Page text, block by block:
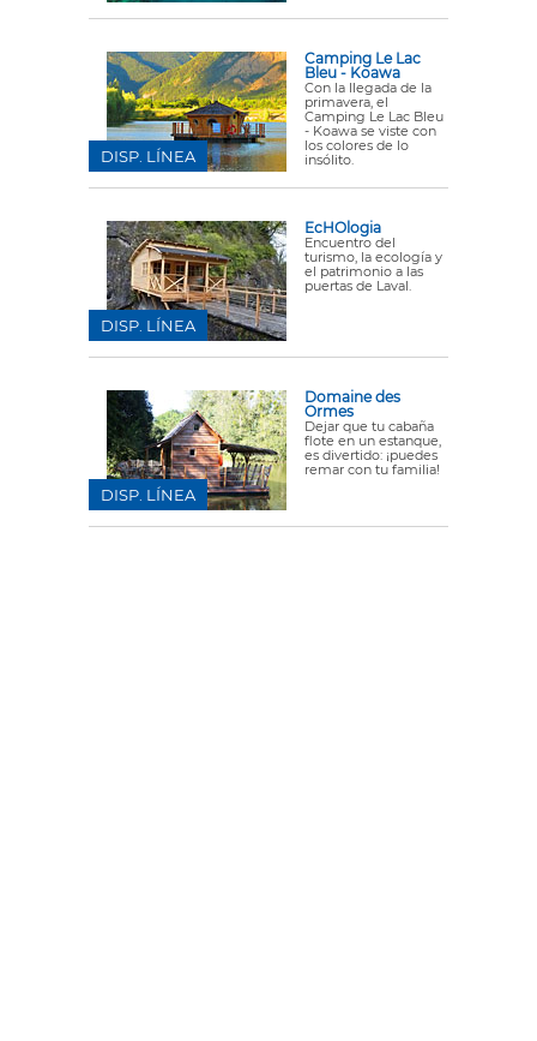
Camping Le Lac
Bleu - Koawa
Con la llegada de la
primavera, el
Camping Le Lac Bleu
- Koawa se viste con
los colores de lo
insólito.
DISP. LÍNEA
EcHOlogia
Encuentro del
turismo, la ecología y
el patrimonio a las
puertas de Laval.
DISP. LÍNEA
Domaine des
Ormes
Dejar que tu cabaña
flote en un estanque,
es divertido: ¡puedes
remar con tu familia!
DISP. LÍNEA